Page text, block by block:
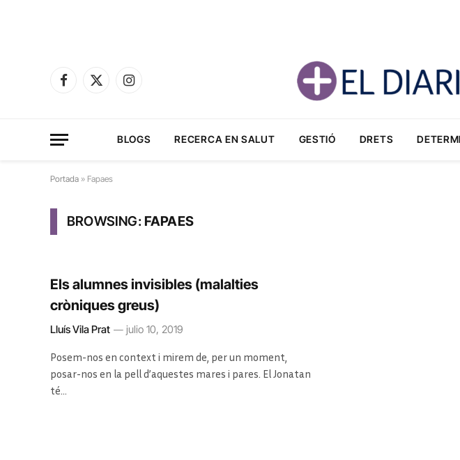
Facebook
X
Instagram
BLOGS RECERCA EN SALUT GESTIÓ DRETS
Portada » Fapaes
BROWSING:FAPAES
Els alumnes invisibles (malalties
cròniques greus)
Lluís Vila Prat julio 10, 2019
Posem-nos en context i mirem de, per un moment,
posar-nos en la pell d’aquestes mares i pares. El Jonatan
té…